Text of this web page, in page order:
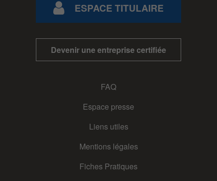
ESPACE TITULAIRE
Devenir une entreprise certifiée
FAQ
Espace presse
Liens utiles
Mentions légales
Fiches Pratiques